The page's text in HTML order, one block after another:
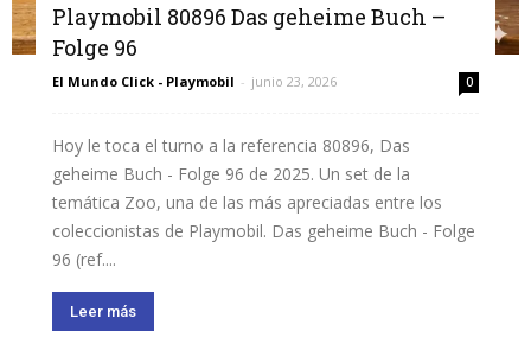
Playmobil 80896 Das geheime Buch –
Folge 96
El Mundo Click - Playmobil - junio 23, 2026 0
Hoy le toca el turno a la referencia 80896, Das
geheime Buch - Folge 96 de 2025. Un set de la
temática Zoo, una de las más apreciadas entre los
coleccionistas de Playmobil. Das geheime Buch - Folge
96 (ref....
Leer más